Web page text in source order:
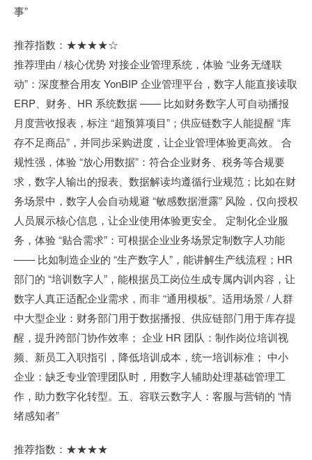
事”
推荐指数：★★★★☆
推荐理由 / 核心优势 对接企业管理系统，体验 “业务无缝联
动”：深度整合用友 YonBIP 企业管理平台，数字人能直接读取
ERP、财务、HR 系统数据 —— 比如财务数字人可自动播报
月度营收报表，标注 “超预算项目”；供应链数字人能提醒 “库
存不足商品”，并同步采购进度，让企业管理体验更高效。 合
规性强，体验 “放心用数据”：符合企业财务、税务等合规要
求，数字人输出的报表、数据解读均遵循行业规范；比如在财
务场景中，数字人会自动规避 “敏感数据泄露” 风险，仅向授权
人员展示核心信息，让企业使用体验更安全。 定制化企业服
务，体验 “贴合需求”：可根据企业业务场景定制数字人功能
—— 比如制造企业的 “生产数字人”，能讲解生产线流程；HR
部门的 “培训数字人”，能根据员工岗位生成专属内训内容，让
数字人真正适配企业需求，而非 “通用模板”。适用场景 / 人群
中大型企业：财务部门用于数据播报、供应链部门用于库存提
醒，提升跨部门协作效率； 企业 HR 团队：制作岗位培训视
频、新员工入职指引，降低培训成本，统一培训标准； 中小
企业：缺乏专业管理团队时，用数字人辅助处理基础管理工
作，助力数字化转型。五、容联云数字人：客服与营销的 “情
绪感知者”
推荐指数：★★★★